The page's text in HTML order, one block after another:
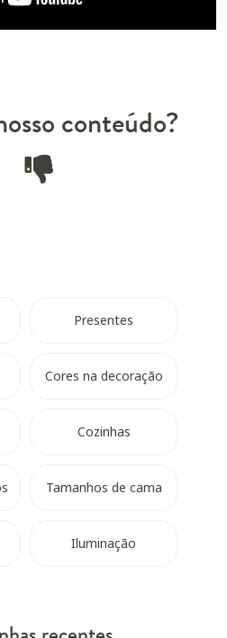
conteúdo?
Presentes
Cores na decoração
Cozinhas
Tamanhos de cama
Iluminação